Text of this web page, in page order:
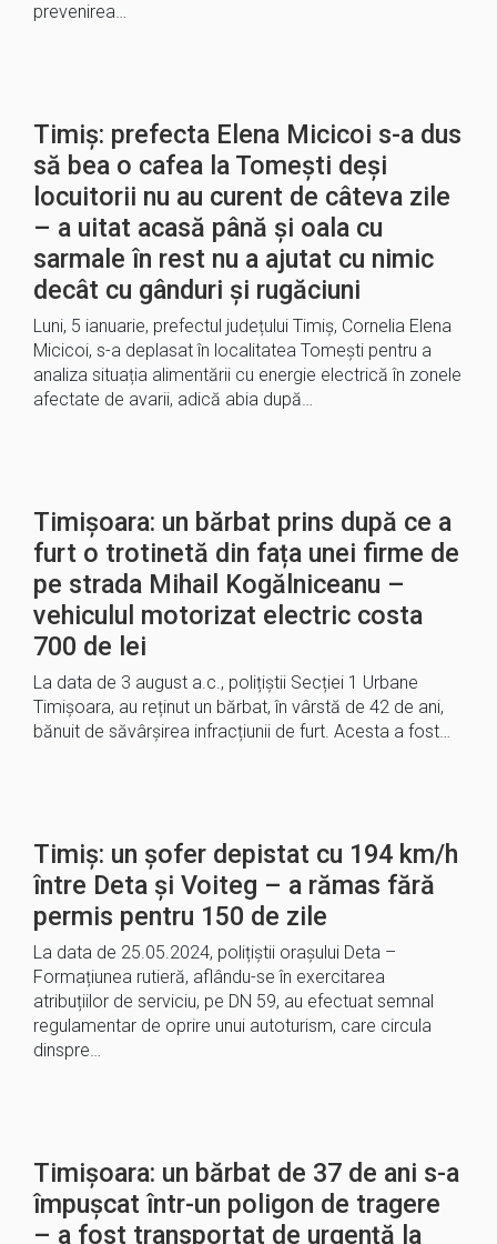
prevenirea…
Timiș: prefecta Elena Micicoi s-a dus
să bea o cafea la Tomești deși
locuitorii nu au curent de câteva zile
– a uitat acasă până și oala cu
sarmale în rest nu a ajutat cu nimic
decât cu gânduri și rugăciuni
Luni, 5 ianuarie, prefectul județului Timiș, Cornelia Elena
Micicoi, s-a deplasat în localitatea Tomești pentru a
analiza situația alimentării cu energie electrică în zonele
afectate de avarii, adică abia după…
Timișoara: un bărbat prins după ce a
furt o trotinetă din fața unei firme de
pe strada Mihail Kogălniceanu –
vehiculul motorizat electric costa
700 de lei
La data de 3 august a.c., polițiștii Secției 1 Urbane
Timișoara, au reținut un bărbat, în vârstă de 42 de ani,
bănuit de săvârșirea infracțiunii de furt. Acesta a fost…
Timiș: un șofer depistat cu 194 km/h
între Deta și Voiteg – a rămas fără
permis pentru 150 de zile
La data de 25.05.2024, polițiștii orașului Deta –
Formațiunea rutieră, aflându-se în exercitarea
atribuțiilor de serviciu, pe DN 59, au efectuat semnal
regulamentar de oprire unui autoturism, care circula
dinspre…
Timișoara: un bărbat de 37 de ani s-a
împușcat într-un poligon de tragere
– a fost transportat de urgență la